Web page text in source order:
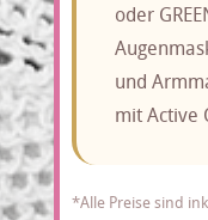
oder
und
mit Active
*Alle Preise sind